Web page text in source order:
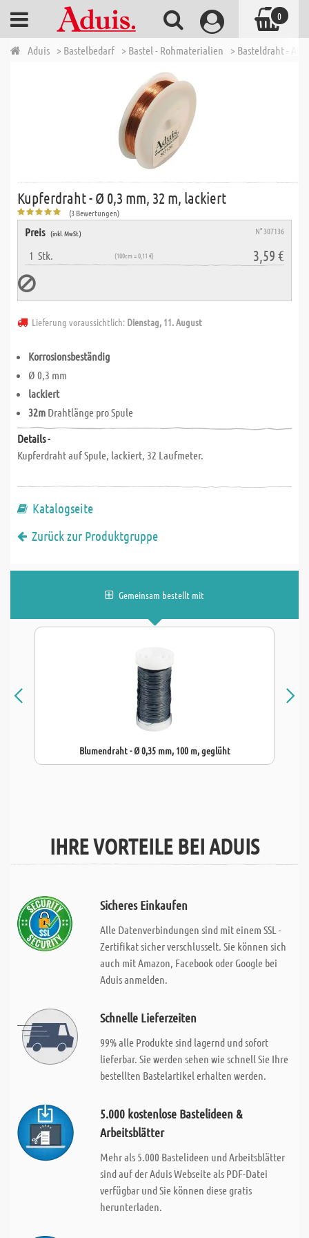
Aduis > Bastelbedarf > Bastel - Rohmaterialien > Basteldraht -
Kupferdraht - Ø 0,3 mm, 32 m, lackiert
(3 Bewertungen)
Preis (inkl. MwSt.) N° 307136
1 Stk. (100cm = 0,11 €) 3,59 €
Lieferung voraussichtlich: Dienstag, 11. August
Korrosionsbeständig
Ø 0,3 mm
lackiert
32m Drahtlänge pro Spule
Details -
Kupferdraht auf Spule, lackiert, 32 Laufmeter.
Katalogseite
Zurück zur Produktgruppe
Gemeinsam bestellt mit
Blumendraht - Ø 0,35 mm, 100 m, geglüht
IHRE VORTEILE BEI ADUIS
Sicheres Einkaufen
Alle Datenverbindungen sind mit einem SSL -
Zertifikat sicher verschlusselt. Sie können sich
auch mit Amazon, Facebook oder Google bei
Aduis anmelden.
Schnelle Lieferzeiten
99% alle Produkte sind lagernd und sofort
lieferbar. Sie werden sehen wie schnell Sie Ihre
bestellten Bastelartikel erhalten werden.
5.000 kostenlose Bastelideen &
Arbeitsblätter
Mehr als 5.000 Bastelideen und Arbeitsblätter
sind auf der Aduis Webseite als PDF-Datei
verfügbar und Sie können diese gratis
herunterladen.
0